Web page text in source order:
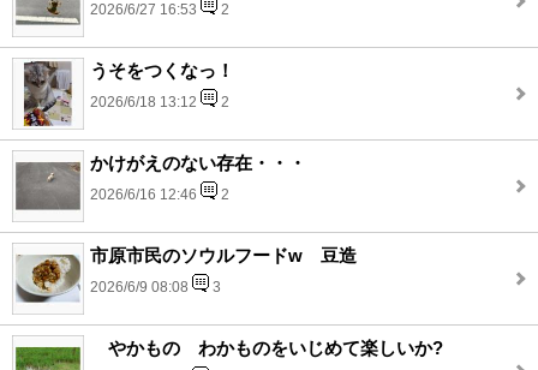
2026/6/27 16:53 2
うそをつくなっ！
2026/6/18 13:12 2
かけがえのない存在・・・
2026/6/16 12:46 2
市原市民のソウルフードw 豆造
2026/6/9 08:08 3
やかもの わかものをいじめて楽しいか?